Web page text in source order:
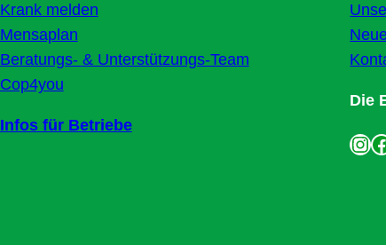
Krank melden
Mensaplan
Beratungs- & Unterstützungs-Team
Cop4you
Infos für Betriebe
Die
InstagramFacebook